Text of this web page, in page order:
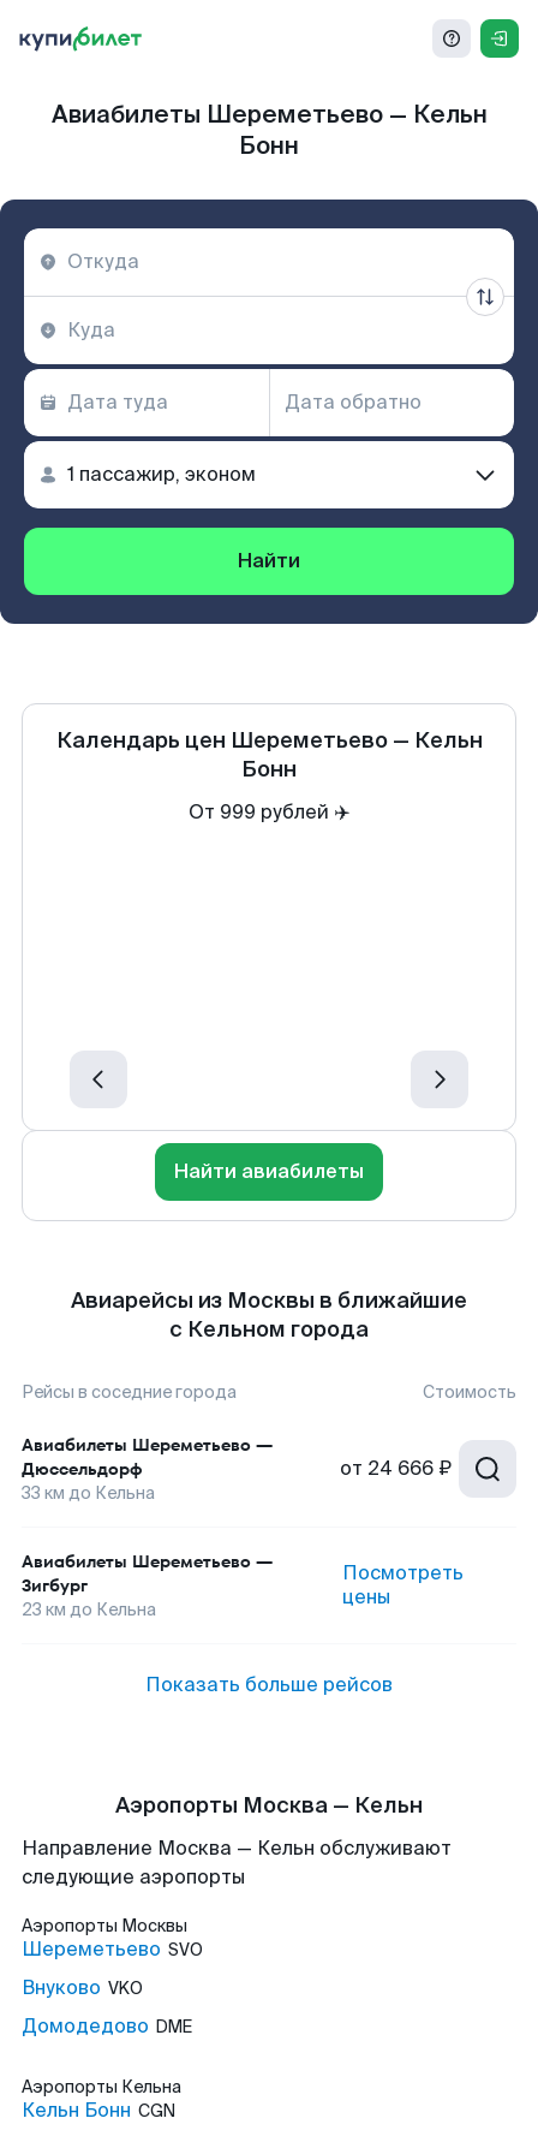
Авиабилеты Шереметьево — Кельн
Бонн
Найти
Календарь цен Шереметьево— Кельн
Бонн
От 999 рублей ✈️
Найти авиабилеты
Авиарейсы из Москвы в ближайшие
с Кельном города
Рейсы в соседние города Стоимость
Авиабилеты Шереметьево —
Дюссельдорф
33 км до Кельна
от 24 666 ₽
Авиабилеты Шереметьево —
Зигбург
23 км до Кельна
Посмотреть
цены
Показать больше рейсов
Аэропорты Москва — Кельн
Направление Москва — Кельн обслуживают
следующие аэропорты
Аэропорты Москвы
Шереметьево SVO
Внуково VKO
Домодедово DME
Аэропорты Кельна
Кельн Бонн CGN